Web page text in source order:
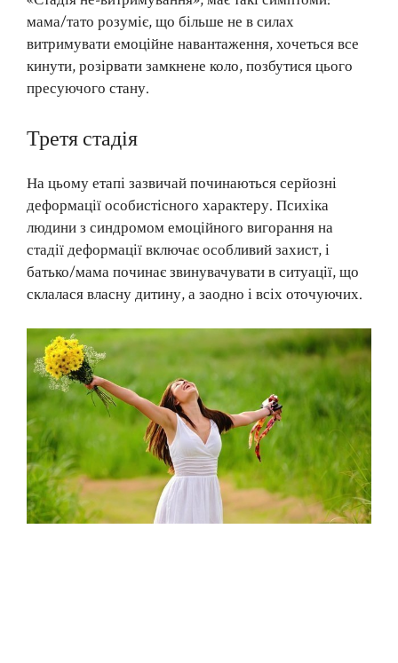
мама/тато розуміє, що більше не в силах
витримувати емоційне навантаження, хочеться все
кинути, розірвати замкнене коло, позбутися цього
пресуючого стану.
Третя стадія
На цьому етапі зазвичай починаються серйозні
деформації особистісного характеру. Психіка
людини з синдромом емоційного вигорання на
стадії деформації включає особливий захист, і
батько/мама починає звинувачувати в ситуації, що
склалася власну дитину, а заодно і всіх оточуючих.